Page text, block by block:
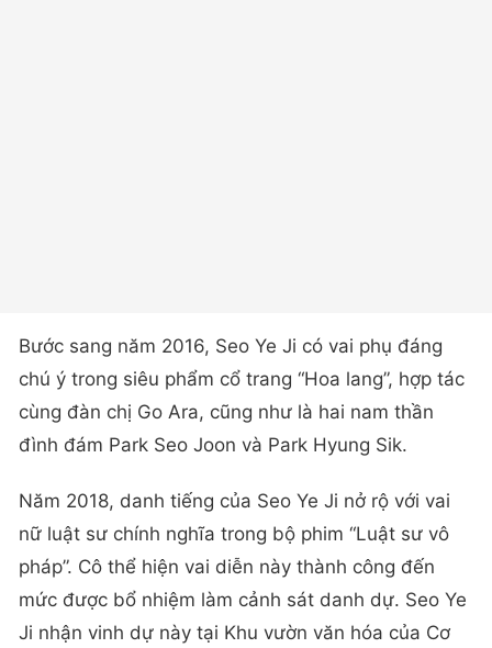
Bước sang năm 2016, Seo Ye Ji có vai phụ đáng
chú ý trong siêu phẩm cổ trang “Hoa lang”, hợp tác
cùng đàn chị Go Ara, cũng như là hai nam thần
đình đám Park Seo Joon và Park Hyung Sik.
Năm 2018, danh tiếng của Seo Ye Ji nở rộ với vai
nữ luật sư chính nghĩa trong bộ phim “Luật sư vô
pháp”. Cô thể hiện vai diễn này thành công đến
mức được bổ nhiệm làm cảnh sát danh dự. Seo Ye
Ji nhận vinh dự này tại Khu vườn văn hóa của Cơ